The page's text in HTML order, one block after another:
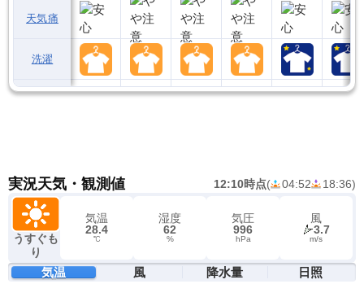
天気痛
洗濯
実況天気・観測値 12:10時点( 04:52 18:36)
うすぐも
り
気温
28.4
℃
湿度
62
%
気圧
996
hPa
風
3.7
m/s
気温 風 降水量 日照